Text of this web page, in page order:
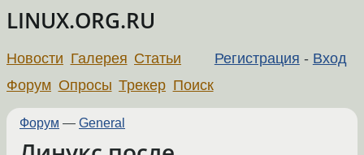
LINUX.ORG.RU
Регистрация - Вход
Новости Галерея Статьи
Форум Опросы Трекер Поиск
Форум — General